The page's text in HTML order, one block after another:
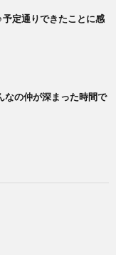
定通りできたことに感
なの仲が深まった時間で